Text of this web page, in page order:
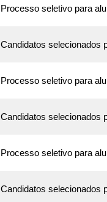
Processo seletivo para
Candidatos selecionados
Processo seletivo para
Candidatos selecionados
Processo seletivo para
Candidatos selecionados